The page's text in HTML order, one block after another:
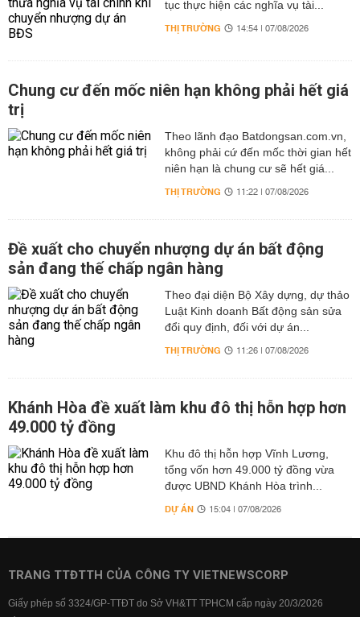
tục thực hiện các nghĩa vụ tài...
THỊ TRƯỜNG 14:54 | 07/08/2026
Chung cư đến mốc niên hạn không phải hết giá
trị
Theo lãnh đạo Batdongsan.com.vn,
không phải cứ đến mốc thời gian hết
niên hạn là chung cư sẽ hết giá...
THỊ TRƯỜNG 11:22 | 07/08/2026
Đề xuất cho chuyển nhượng dự án bất động
sản đang thế chấp ngân hàng
Theo đại diện Bộ Xây dựng, dự thảo
Luật Kinh doanh Bất động sản sửa
đổi quy định, đối với dự án...
THỊ TRƯỜNG 11:26 | 07/08/2026
Khánh Hòa đề xuất làm khu đô thị hỗn hợp hơn
49.000 tỷ đồng
Khu đô thị hỗn hợp Vĩnh Lương,
tổng vốn hơn 49.000 tỷ đồng vừa
được UBND Khánh Hòa trình...
DỰ ÁN 15:04 | 07/08/2026
TRANG TTĐTTH CỦA CÔNG TY VIETNEWSCORP
Giấy phép số 3324/GP-TTĐT do Sở VH&TT TPHCM cấp ngày 20/3/2026